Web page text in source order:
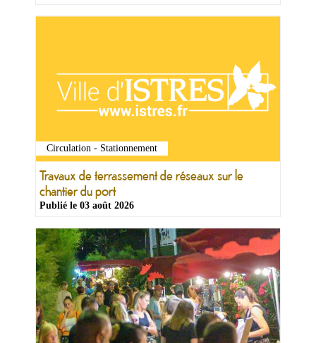
Infos
Travaux/Voirie
Circulation - Stationnement
Travaux de terrassement de réseaux sur le
chantier du port
Publié le 03 août 2026